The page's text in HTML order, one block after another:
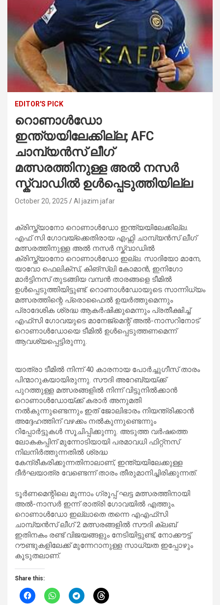
EDITOR'S PICK
റൊണാൾഡോ
ഇന്ത്യയിലേക്കില്ല; AFC
ചാമ്പ്യൻസ് ലീഗ്
മത്സരത്തിനുള്ള അൽ നസർ
സ്ക്വാഡിൽ ഉൾപ്പെടുത്തിയില്ല
October 20, 2025 Al jazim jafar
ക്രിസ്ത്യാനോ റൊണാൾഡോ ഇന്ത്യയിലേക്കില്ല.
എഫ് സി ഗോവയ്ക്കെതിരായ എഫ്സി ചാമ്പ്യൻസ് ലീഗ്
മത്സരത്തിനുള്ള അൽ നസർ സ്ക്വാഡിൽ
ക്രിസ്ത്യാനോ റൊണാൾഡോ ഇല്ല. സാദിയോ മാനേ,
യാവോ ഫെലിക്സ്, കിങ്‌സ്ലി കോമാൻ, ഇനിഗോ
മാർട്ടിനസ് തുടങ്ങിയ വമ്പൻ താരങ്ങളെ ടീമിൽ
ഉൾപ്പെടുത്തിയിട്ടുണ്ട്. റൊണാൾഡോയുടെ സാന്നിധ്യം
മത്സരത്തിന്റെ പ്രൊഫൈൽ ഉയർത്തുമെന്നും
പ്രാദേശിക ശ്രദ്ധ ആകർഷിക്കുമെന്നും പ്രതീക്ഷിച്ച്
എഫ്‌സി ഗോവയുടെ മാനേജ്‌മെന്റ് അൽ-നാസറിനോട്
റൊണാൾഡോയെ ടീമിൽ ഉൾപ്പെടുത്തണമെന്ന്
ആവശ്യപ്പെട്ടിരുന്നു.
യാത്രാ ടീമിൽ നിന്ന് 40 കാരനായ പോർച്ചുഗീസ് താരം
പിന്മാറുകയായിരുന്നു. സൗദി അറേബ്യയ്ക്ക്
പുറത്തുള്ള മത്സരങ്ങളിൽ നിന്ന് വിട്ടുനിൽക്കാൻ
റൊണാൾഡോയ്ക്ക് കരാർ അനുമതി
നൽകുന്നുണ്ടെന്നും ഇത് ജോലിഭാരം നിയന്ത്രിക്കാൻ
അദ്ദേഹത്തിന് വഴക്കം നൽകുന്നുണ്ടെന്നും
റിപ്പോർട്ടുകൾ സൂചിപ്പിക്കുന്നു. അടുത്ത വർഷത്തെ
ലോകകപ്പിന് മുന്നോടിയായി പരമാവധി ഫിറ്റ്നസ്
നിലനിർത്തുന്നതിൽ ശ്രദ്ധ
കേന്ദ്രീകരിക്കുന്നതിനാലാണ്, ഇന്ത്യയിലേക്കുള്ള
ദീർഘയാത്ര വേണ്ടെന്ന് താരം തീരുമാനിച്ചിരിക്കുന്നത്.
ടൂർണമെന്റിലെ മൂന്നാം ഗ്രൂപ്പ് ഘട്ട മത്സരത്തിനായി
അൽ-നാസർ ഇന്ന് രാത്രി ഗോവയിൽ എത്തും.
റൊണാൾഡോ ഇല്ലാതെ തന്നെ എഎഫ്‌സി
ചാമ്പ്യൻസ് ലീഗ് 2 മത്സരങ്ങളിൽ സൗദി ക്ലബ്
ഇതിനകം രണ്ട് വിജയങ്ങളും നേടിയിട്ടുണ്ട്, നോക്കൗട്ട്
റൗണ്ടുകളിലേക്ക് മുന്നേറാനുള്ള സാധ്യത ഇപ്പോഴും
കൂടുതലാണ്.
Share this: